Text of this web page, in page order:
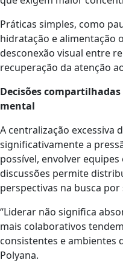
Práticas simples, como
hidratação e alimentação
desconexão visual entre
recuperação da atenção
Decisões
mental
A centralização excessiva
significativamente a
possível, envolver equipes
discussões permite
perspectivas na busca por
“Liderar não significa
mais colaborativos
consistentes e ambientes
Polyana.